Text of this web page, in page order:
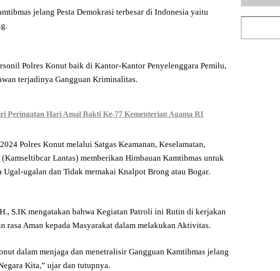
jelang Pesta Demokrasi terbesar di Indonesia yaitu
Polres Konut baik di Kantor-Kantor Penyelenggara Pemilu,
terjadinya Gangguan Kriminalitas.
Peringatan Hari Amal Bakti Ke-77 Kementerian Agama RI
Polres Konut melalui Satgas Keamanan, Keselamatan,
Lantas) memberikan Himbauan Kamtibmas untuk
ugalan dan Tidak memakai Knalpot Brong atau Bogar.
S.IK mengatakan bahwa Kegiatan Patroli ini Rutin di kerjakan
rasa Aman kepada Masyarakat dalam melakukan Aktivitas.
dalam menjaga dan menetralisir Gangguan Kamtibmas jelang
Kita,” ujar dan tutupnya.